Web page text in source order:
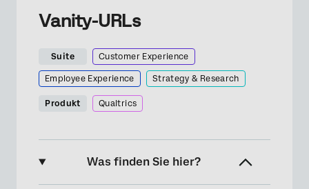
Vanity-URLs
Suite Customer Experience
Employee Experience Strategy & Research
Produkt Qualtrics
Was finden Sie hier?